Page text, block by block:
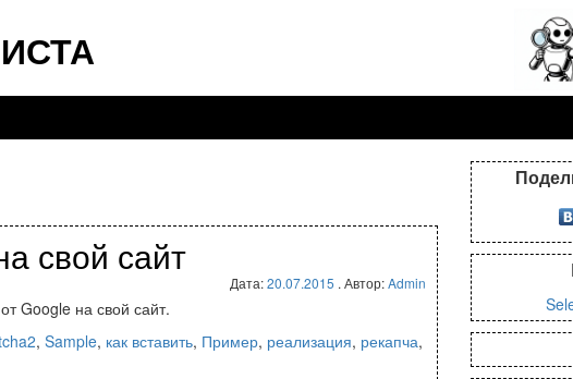
свой сайт
Дата: 20.07.2015 . Автор:Admin
Google на свой сайт.
, Sample, как вставить, Пример, реализация, рекапча,